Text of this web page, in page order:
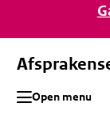
Open menu